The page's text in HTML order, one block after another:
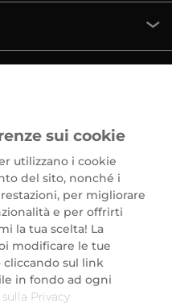
S.r.l.
(MI)
13425220152.
sui cookie
utilizzano i cookie
del sito, nonché i
per migliorare
e per offrirti
la tua scelta! La
modificare le tue
sul link
in fondo ad ogni
Privacy